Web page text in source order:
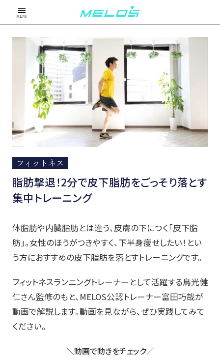
MENU
フィットネス
脂肪撃退！2分で皮下脂肪をごっそり落とす
集中トレーニング
体脂肪や内臓脂肪とは違う、皮膚の下につく「皮下脂
肪」。女性のほうがつきやすく、下半身痩せしたい！とい
う方におすすめの皮下脂肪を落とすトレーニングです。
フィットネスランニングトレーナーとして活躍する鳥光健
仁さん監修のもと、MELOS公認トレーナー富田巧哉が
動画で解説します。動画を見ながら、ぜひ実践してみて
ください。
＼動画で動きをチェック／